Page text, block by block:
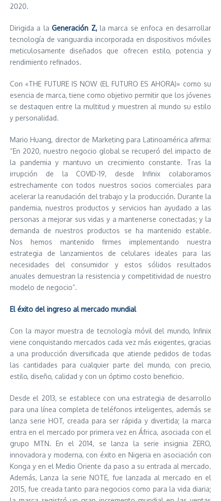
2020.
Dirigida a laGeneración Z, la marca se enfoca en desarrollar
tecnología de vanguardia incorporada en dispositivos móviles
meticulosamente diseñados que ofrecen estilo, potencia y
rendimiento refinados.
Con «THE FUTURE IS NOW (EL FUTURO ES AHORA)» como su
esencia de marca, tiene como objetivo permitir que los jóvenes
se destaquen entre la multitud y muestren al mundo su estilo
y personalidad.
Mario Huang, director de Marketing para Latinoamérica afirma:
“En 2020, nuestro negocio global se recuperó del impacto de
la pandemia y mantuvo un crecimiento constante. Tras la
irrupción de la COVID-19, desde Infinix colaboramos
estrechamente con todos nuestros socios comerciales para
acelerar la reanudación del trabajo y la producción. Durante la
pandemia, nuestros productos y servicios han ayudado a las
personas a mejorar sus vidas y a mantenerse conectadas; y la
demanda de nuestros productos se ha mantenido estable.
Nos hemos mantenido firmes implementando nuestra
estrategia de lanzamientos de celulares ideales para las
necesidades del consumidor y estos sólidos resultados
anuales demuestran la resistencia y competitividad de nuestro
modelo de negocio”.
El éxito del ingreso al mercado mundial
Con la mayor muestra de tecnología móvil del mundo, Infinix
viene conquistando mercados cada vez más exigentes, gracias
a una producción diversificada que atiende pedidos de todas
las cantidades para cualquier parte del mundo, con precio,
estilo, diseño, calidad y con un óptimo costo beneficio.
Desde el 2013, se establece con una estrategia de desarrollo
para una línea completa de teléfonos inteligentes, además se
lanza serie HOT, creada para ser rápida y divertida; la marca
entra en el mercado por primera vez en África, asociada con el
grupo MTN. En el 2014, se lanza la serie insignia ZERO,
innovadora y moderna, con éxito en Nigeria en asociación con
Konga y en el Medio Oriente da paso a su entrada al mercado.
Además, Lanza la serie NOTE, fue lanzada al mercado en el
2015, fue creada tanto para negocios como para la vida diaria;